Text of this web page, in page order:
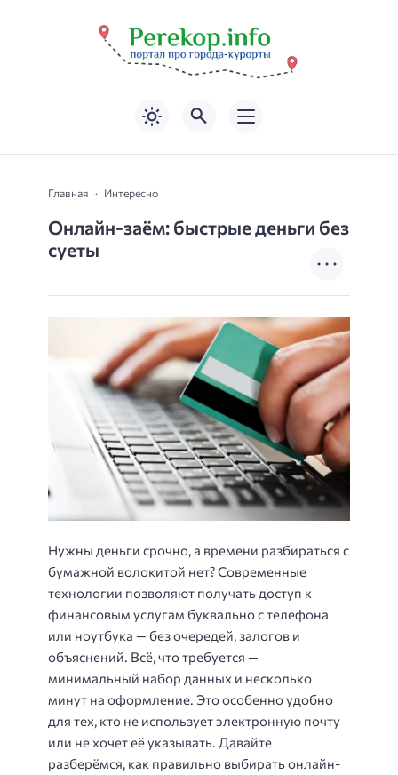
Главная Интересно
Онлайн-заём: быстрые деньги без
суеты
Нужны деньги срочно, а времени разбираться с
бумажной волокитой нет? Современные
технологии позволяют получать доступ к
финансовым услугам буквально с телефона
или ноутбука — без очередей, залогов и
объяснений. Всё, что требуется —
минимальный набор данных и несколько
минут на оформление. Это особенно удобно
для тех, кто не использует электронную почту
или не хочет её указывать. Давайте
разберёмся, как правильно выбирать онлайн-